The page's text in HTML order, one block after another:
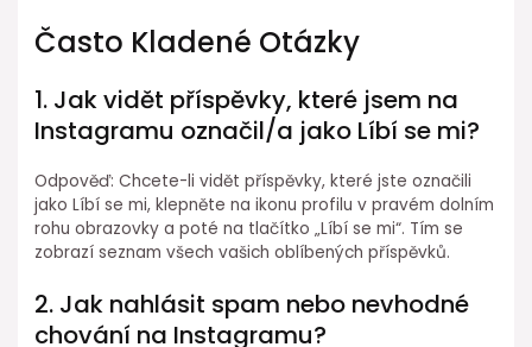
Často Kladené Otázky
1. Jak vidět příspěvky, které jsem na
Instagramu označil/a jako Líbí se mi?
Odpověď: Chcete-li vidět příspěvky, které jste označili
jako Líbí se mi, klepněte na ikonu profilu v pravém dolním
rohu obrazovky a poté na tlačítko „Líbí se mi“. Tím se
zobrazí seznam všech vašich oblíbených příspěvků.
2. Jak nahlásit spam nebo nevhodné
chování na Instagramu?